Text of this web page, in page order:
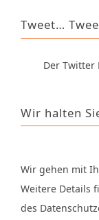
Tweet…
Der Twitter
Wir halten
Wir gehen mit
Weitere Details
des